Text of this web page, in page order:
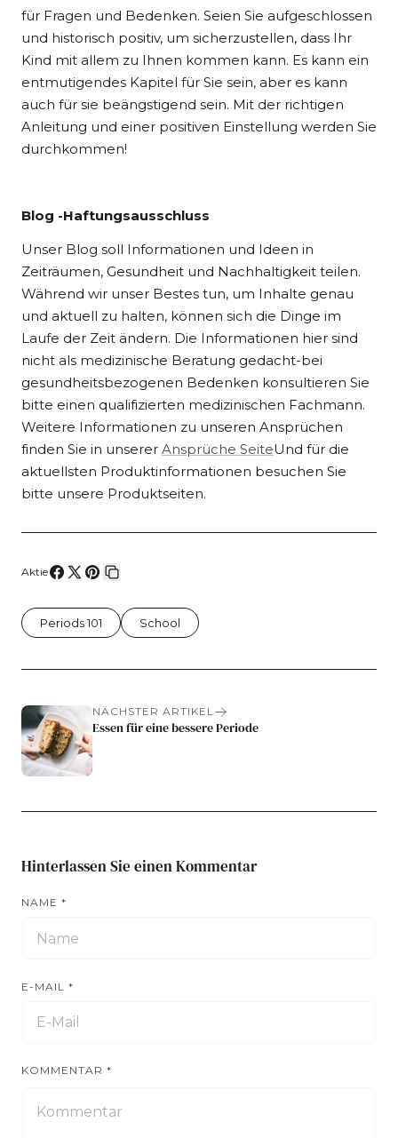
für Fragen und Bedenken. Seien Sie aufgeschlossen
und historisch positiv, um sicherzustellen, dass Ihr
Kind mit allem zu Ihnen kommen kann. Es kann ein
entmutigendes Kapitel für Sie sein, aber es kann
auch für sie beängstigend sein. Mit der richtigen
Anleitung und einer positiven Einstellung werden Sie
durchkommen!
Blog -Haftungsausschluss
Unser Blog soll Informationen und Ideen in
Zeiträumen, Gesundheit und Nachhaltigkeit teilen.
Während wir unser Bestes tun, um Inhalte genau
und aktuell zu halten, können sich die Dinge im
Laufe der Zeit ändern. Die Informationen hier sind
nicht als medizinische Beratung gedacht-bei
gesundheitsbezogenen Bedenken konsultieren Sie
bitte einen qualifizierten medizinischen Fachmann.
Weitere Informationen zu unseren Ansprüchen
finden Sie in unserer Ansprüche SeiteUnd für die
aktuellsten Produktinformationen besuchen Sie
bitte unsere Produktseiten.
Aktie
Facebook
teilen
auf
X
Pinterest
pinnen
kopieren
Periods 101 School
NÄCHSTER ARTIKEL
Essen für eine bessere Periode
Hinterlassen Sie einen Kommentar
NAME *
E-MAIL *
KOMMENTAR *